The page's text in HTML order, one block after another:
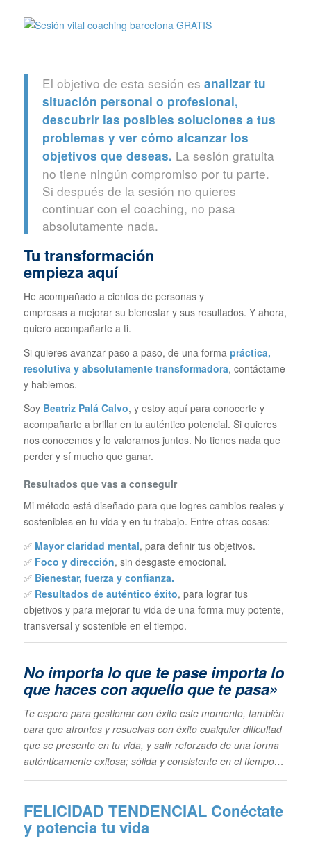
El objetivo de esta sesión es analizar tu
situación personal o profesional,
descubrir las posibles soluciones a tus
problemas y ver cómo alcanzar los
objetivos que deseas. La sesión gratuita
no tiene ningún compromiso por tu parte.
Si después de la sesión no quieres
continuar con el coaching, no pasa
absolutamente nada.
Tu transformación
empieza aquí
He acompañado a cientos de personas y
empresas a mejorar su bienestar y sus resultados. Y ahora,
quiero acompañarte a ti.
Si quieres avanzar paso a paso, de una forma práctica,
resolutiva y absolutamente transformadora, contáctame
y hablemos.
Soy Beatriz Palá Calvo, y estoy aquí para conocerte y
acompañarte a brillar en tu auténtico potencial. Si quieres
nos conocemos y lo valoramos juntos. No tienes nada que
perder y sí mucho que ganar.
Resultados que vas a conseguir
Mi método está diseñado para que logres cambios reales y
sostenibles en tu vida y en tu trabajo. Entre otras cosas:
✅ Mayor claridad mental, para definir tus objetivos.
✅ Foco y dirección, sin desgaste emocional.
✅ Bienestar, fuerza y confianza.
✅ Resultados de auténtico éxito, para lograr tus
objetivos y para mejorar tu vida de una forma muy potente,
transversal y sostenible en el tiempo.
No importa lo que te pase importa lo
que haces con aquello que te pasa»
Te espero para gestionar con éxito este momento, también
para que afrontes y resuelvas con éxito cualquier dificultad
que se presente en tu vida, y salir reforzado de una forma
auténticamente exitosa; sólida y consistente en el tiempo…
FELICIDAD TENDENCIAL Conéctate
y potencia tu vida